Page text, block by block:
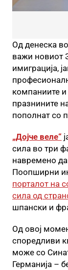
Од денеска
важи новиот
имиграција,
компаниите и
празнините
пополнат со
„Дојче веле“
сила во три
навремено да
Поопширни
порталот на
сила од
шпански и
Од овој
споредливи
може со
Германија –